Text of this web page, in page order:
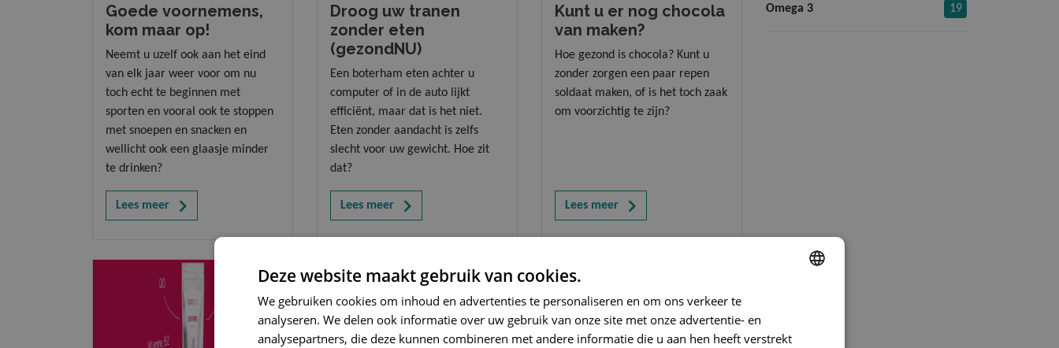
Goede voornemens,
kom maar op!
Neemt u uzelf ook aan het eind
van elk jaar weer voor om nu
toch echt te beginnen met
sporten en vooral ook te stoppen
met snoepen en snacken en
wellicht ook een glaasje minder
te drinken?
Lees meer
Droog uw tranen
zonder eten
(gezondNU)
Een boterham eten achter u
computer of in de auto lijkt
efficiënt, maar dat is het niet.
Eten zonder aandacht is zelfs
slecht voor uw gewicht. Hoe zit
dat?
Lees meer
Kunt u er nog chocola
van maken?
Hoe gezond is chocola? Kunt u
zonder zorgen een paar repen
soldaat maken, of is het toch zaak
om voorzichtig te zijn?
Lees meer
Omega 3
19
Deze website maakt gebruik van cookies.
We gebruiken cookies om inhoud en advertenties te personaliseren en om ons verkeer te
analyseren. We delen ook informatie over uw gebruik van onze site met onze advertentie- en
analysepartners, die deze kunnen combineren met andere informatie die u aan hen heeft verstrekt